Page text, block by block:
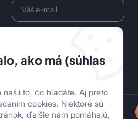
Prihlásiť sa k odberu
lepidla-online.sk | © 2026
ako má (súhlas
to, čo hľadáte. Aj preto
cookies. Niektoré sú
ďalšie nám pomáhajú,